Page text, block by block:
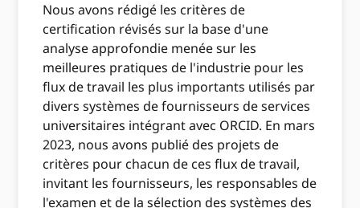
Nous avons rédigé les critères de
certification révisés sur la base d'une
analyse approfondie menée sur les
meilleures pratiques de l'industrie pour les
flux de travail les plus importants utilisés par
divers systèmes de fournisseurs de services
universitaires intégrant avec ORCID. En mars
2023, nous avons publié des projets de
critères pour chacun de ces flux de travail,
invitant les fournisseurs, les responsables de
l'examen et de la sélection des systèmes des